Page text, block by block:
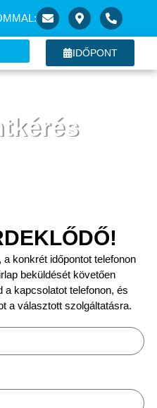
IDŐPONT
konkrét időpontot telefonon
beküldését követően
a kapcsolatot telefonon, és
a választott szolgáltatásra.